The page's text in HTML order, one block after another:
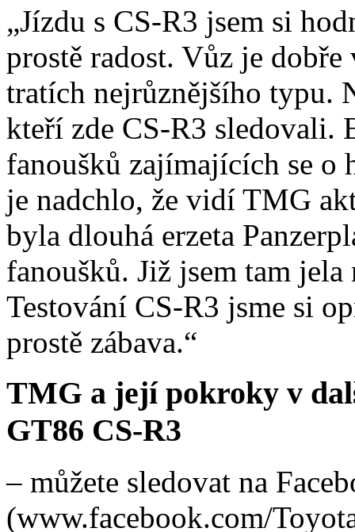
„Jízdu s CS-R3 jsem si
prostě radost. Vůz je
tratích nejrůznějšího typu.
kteří zde CS-R3 sledovali.
fanoušků zajímajících se o
je nadchlo, že vidí TMG
byla dlouhá erzeta
fanoušků. Již jsem tam
Testování CS-R3 jsme si
prostě zábava.“
TMG a její pokroky v
GT86 CS-R3
– můžete sledovat na
(www.facebook.com/